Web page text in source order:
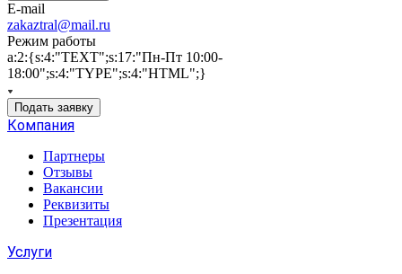
E-mail
zakaztral@mail.ru
Режим работы
a:2:{s:4:"TEXT";s:17:"Пн-Пт 10:00-
18:00";s:4:"TYPE";s:4:"HTML";}
Подать заявку
Компания
Партнеры
Отзывы
Вакансии
Реквизиты
Презентация
Услуги